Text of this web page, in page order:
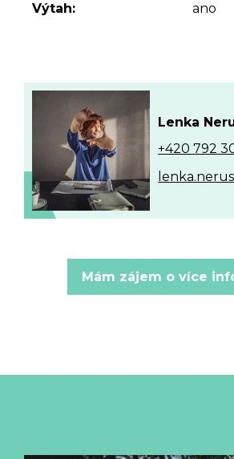
Výtah: ano
Lenka
+420 792
Mám zájem o více